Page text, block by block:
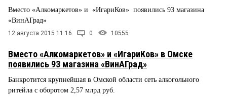
Вместо «Алкомаркетов» и «ИгариКов» появились 93 магазина
«ВинАГрад»
12 августа 2015 11:16 0 10555
Вместо «Алкомаркетов» и «ИгариКов» в Омске
появились 93 магазина «ВинАГрад»
Банкротится крупнейшая в Омской области сеть алкогольного
ритейла с оборотом 2,57 млрд руб.